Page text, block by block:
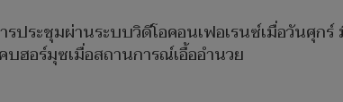
ประชุมผ่านระบบวิดีโอคอนเฟอเรนซ์เมื่อวันศุกร์
บฮอร์มุซเมื่อสถานการณ์เอื้ออำนวย